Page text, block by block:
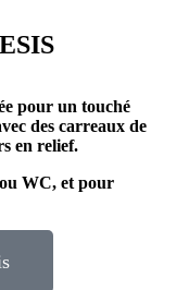
pour un touché
des carreaux de
en relief.
WC, et pour